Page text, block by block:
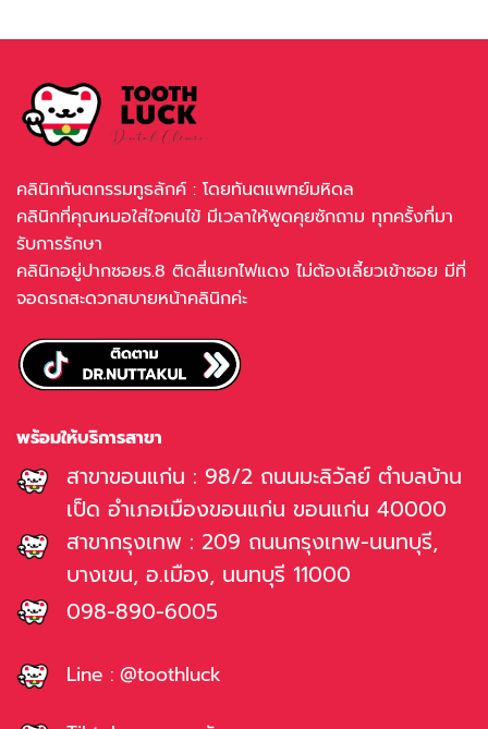
คลินิกทันตกรรมทูธลักค์ : โดยทันตแพทย์มหิดล
คลินิกที่คุณหมอใส่ใจคนไข้ มีเวลาให้พูดคุยซักถาม ทุกครั้งที่มา
รับการรักษา
คลินิกอยู่ปากซอยร.8 ติดสี่แยกไฟแดง ไม่ต้องเลี้ยวเข้าซอย มีที่
จอดรถสะดวกสบายหน้าคลินิกค่ะ
พร้อมให้บริการสาขา
สาขาขอนแก่น : 98/2 ถนนมะลิวัลย์ ตำบลบ้าน
เป็ด อำเภอเมืองขอนแก่น ขอนแก่น 40000
สาขากรุงเทพ : 209 ถนนกรุงเทพ-นนทบุรี,
บางเขน, อ.เมือง, นนทบุรี 11000
098-890-6005
Line : @toothluck